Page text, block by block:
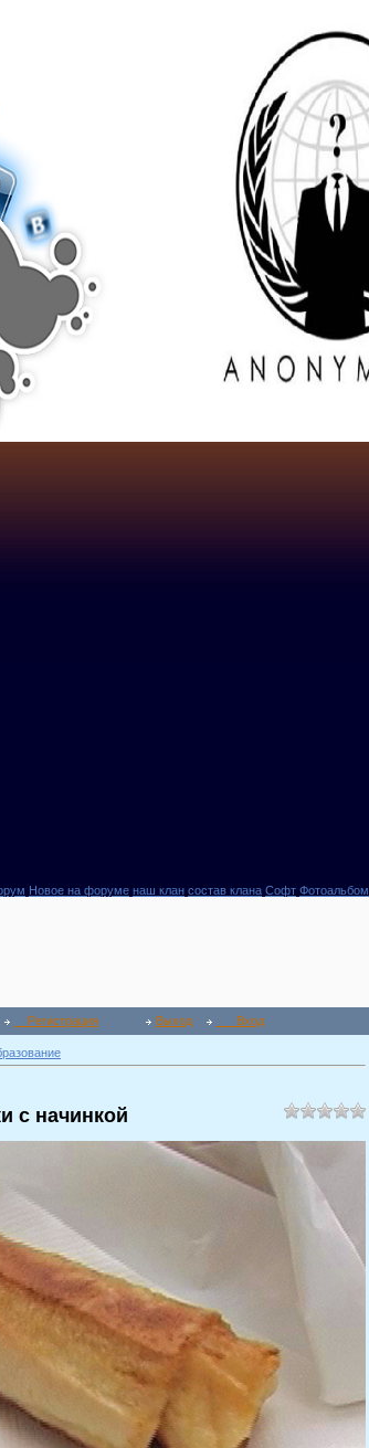
Новое на форуме наш клан состав клана Софт Фотоальбом
Регистрация Выход Вход
с начинкой